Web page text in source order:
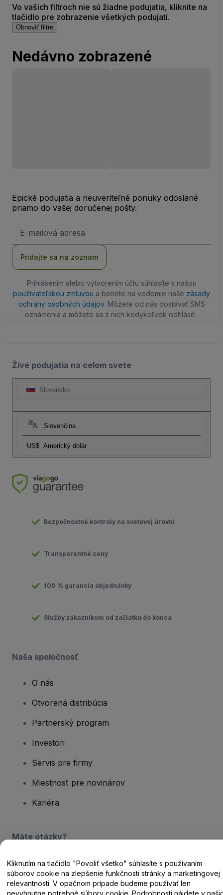
Vo vašich filtroch nie sú žiadne podujatia, kliknite na
tlačidlo pre zobrazenie všetkých podujatí.
Obnoviť filtre
Nedávno zobrazené
Epické podujatia a neuveriteľné ponuky odoslané
priamo do vašej doručenej pošty.
mailová
Pridajte sa na zoznam
Prihlásením alebo vytvorením účtu súhlasíte s našou
používateľskou zmluvou a beriete na vedomie naše zásady
ochrany osobných údajov. Môžete od nás dostávať SMS
oznámenia a môžete sa z nich kedykoľvek odhlásiť.
Živé podujatia na celom svete
Slovensko
Slovenčina
US$ Americký dolár
Bezpečnostné kontroly na svetovej úrovni
Transparentné ceny
100 % garancia objednávky
Služby zákazníkom od začiatku do konca
Naša spoločnosť
O nás
Otvorená distribúcia
Partnerský program
Investori
Servis pre firmy
Miestnosť pre novinárov
Kariéra
Máte otázky?
Centrum pomoci / Kontaktujte nás
Kliknutím na tlačidlo "Povoliť všetko" súhlasíte s používaním
súborov cookie na zlepšenie funkčnosti stránky a marketingovej
relevantnosti. V opačnom prípade budeme používať len
nevyhnutne potrebné súbory cookie. Podrobnosti nájdete v